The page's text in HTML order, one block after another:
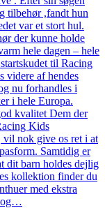
tilbehør ,fandt hun
var et stort hul.
der kunne holde
hele dagen – hele
til Racing
videre af hendes
nu forhandles i
i hele Europa.
kvalitet Dem der
Kids
vil nok give os ret i at
Samtidig er
dit barn holdes dejlig
kollektion finder du
med ekstra
og…